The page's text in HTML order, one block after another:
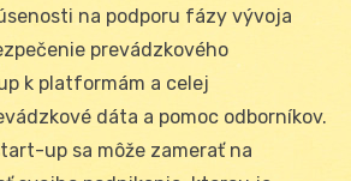
na podporu fázy vývoja
prevádzkového
k platformám a celej
dáta a pomoc odborníkov.
up sa môže zamerať na